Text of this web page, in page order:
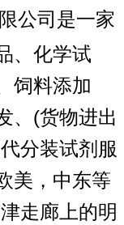
公司是一家
、化学试
饲料添加
、(货物进出
分装试剂服
美，中东等
走廊上的明